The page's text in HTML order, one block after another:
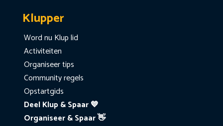
Klupper
Word nu Klup lid
Activiteiten
Organiseer tips
Community regels
Opstartgids
Deel Klup & Spaar 💙
Organiseer & Spaar 👋